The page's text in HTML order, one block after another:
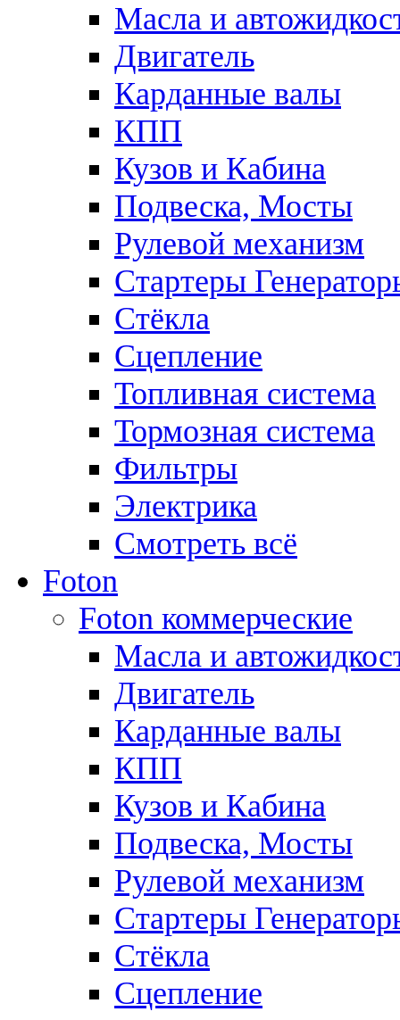
Масла и
Двигатель
Карданные валы
КПП
Кузов и Кабина
Подвеска, Мосты
Рулевой механизм
Стартеры
Стёкла
Сцепление
Топливная система
Тормозная система
Фильтры
Электрика
Смотреть всё
Foton
Foton коммерческие
Масла и
Двигатель
Карданные валы
КПП
Кузов и Кабина
Подвеска, Мосты
Рулевой механизм
Стартеры
Стёкла
Сцепление